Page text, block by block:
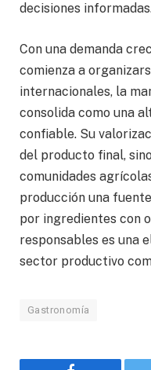
decisiones
Con una demanda
comienza a
internacionales, la
consolida como una
confiable. Su
del producto final,
comunidades
producción una
por ingredientes con
responsables es una
sector productivo
Gastronomía